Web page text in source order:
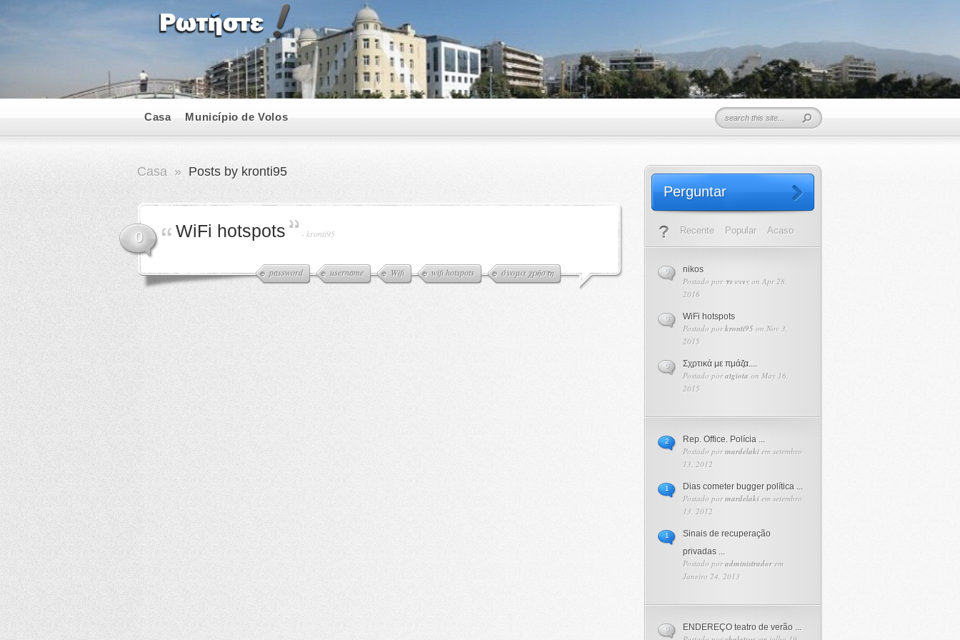
Casa Município de Volos
Casa » Posts by kronti95
0 WiFi hotspots - kronti95
password username Wifi wifi hotspots όνομα χρήστη
Perguntar
Recente Popular Acaso
nikos
Postado por τεννιςon Apr 28,
2016
0
WiFi hotspots
Postado porkronti95 on Nov 3,
2015
0
Σχρτικά με πμάζα....
Postado poratgiota on May 16,
2015
0
Rep. Office. Polícia ...
Postado pormardelaki em setembro
13, 2012
2
Dias cometer bugger política ...
Postado pormardelaki em setembro
13, 2012
1
Sinais de recuperação
privadas ...
Postado poradministrador em
Janeiro 24, 2013
1
ENDEREÇO ​​teatro de verão ...
0